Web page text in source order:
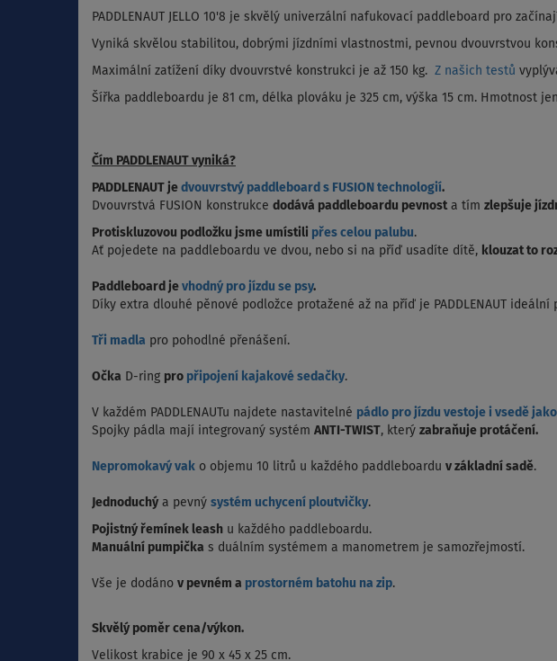
PADDLENAUT JELLO 10'8 je skvělý univerzální nafukovací paddleboard pro
Vyniká skvělou stabilitou, dobrými jízdními vlastnostmi, pevnou dvouvrstvou
Maximální zatížení díky dvouvrstvé konstrukci je až 150 kg. Z našich testů
Šířka paddleboardu je 81 cm, délka plováku je 325 cm, výška 15 cm. Hmotnost
Čím PADDLENAUT vyniká?
PADDLENAUT je dvouvrstvý paddleboard s FUSION technologií.
Dvouvrstvá FUSION konstrukce dodává paddleboardu pevnosta tím zlepšuje
Protiskluzovou podložku jsme umístili přes celou palubu.
Ať pojedete na paddleboardu ve dvou, nebo si na příď usadíte dítě, klouzat to
Paddleboard je vhodný pro jízdu se psy.
Díky extra dlouhé pěnové podložce protažené až na příď je PADDLENAUT ideální
Tři madla pro pohodlné přenášení.
Očka D-ring pro připojení kajakové sedačky.
V každém PADDLENAUTu najdete nastavitelné pádlo pro jízdu vestoje i vsedě
Spojky pádla mají integrovaný systém ANTI-TWIST, který zabraňuje protáčení.
Nepromokavý vak o objemu 10 litrů u každého paddleboardu v základní sadě.
Jednoduchý a pevný systém uchycení ploutvičky.
Pojistný řemínek leash u každého paddleboardu.
Manuální pumpička s duálním systémem a manometrem je samozřejmostí.
Vše je dodáno v pevném a prostorném batohu na zip.
Skvělý poměr cena/výkon.
Velikost krabice je 90 x 45 x 25 cm.